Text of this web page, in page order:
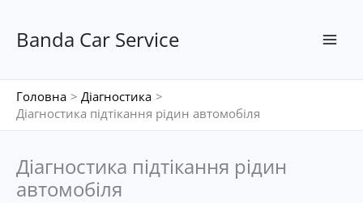
вмістуBanda Car Service
Головна
Діагностика
Діагностика підтікання рідин автомобіля
Діагностика підтікання рідин
автомобіля